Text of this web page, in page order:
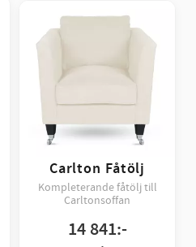
Carlton Fåtölj
Kompleterande fåtölj till
Carltonsoffan
14 841:-